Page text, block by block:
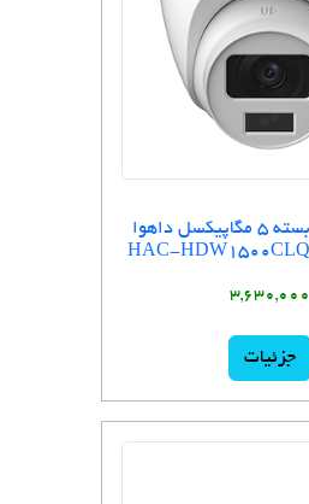
دوربین مدار بسته 5 مگاپیکسل داهوا
3,630,000
جزئیات